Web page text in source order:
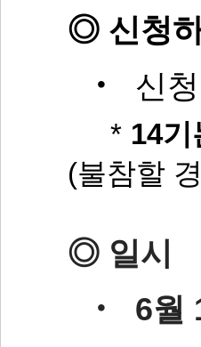
◎ 신청
‧ 신청
* 14
(불참할
◎ 일시
‧ 6월